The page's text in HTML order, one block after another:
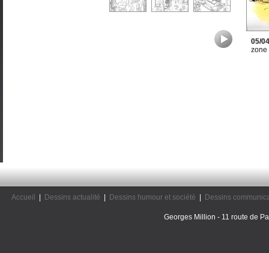
05/
zone
Accueil Dessins actualité Dessins humour et société Dessins
Georges Million - 11 route de